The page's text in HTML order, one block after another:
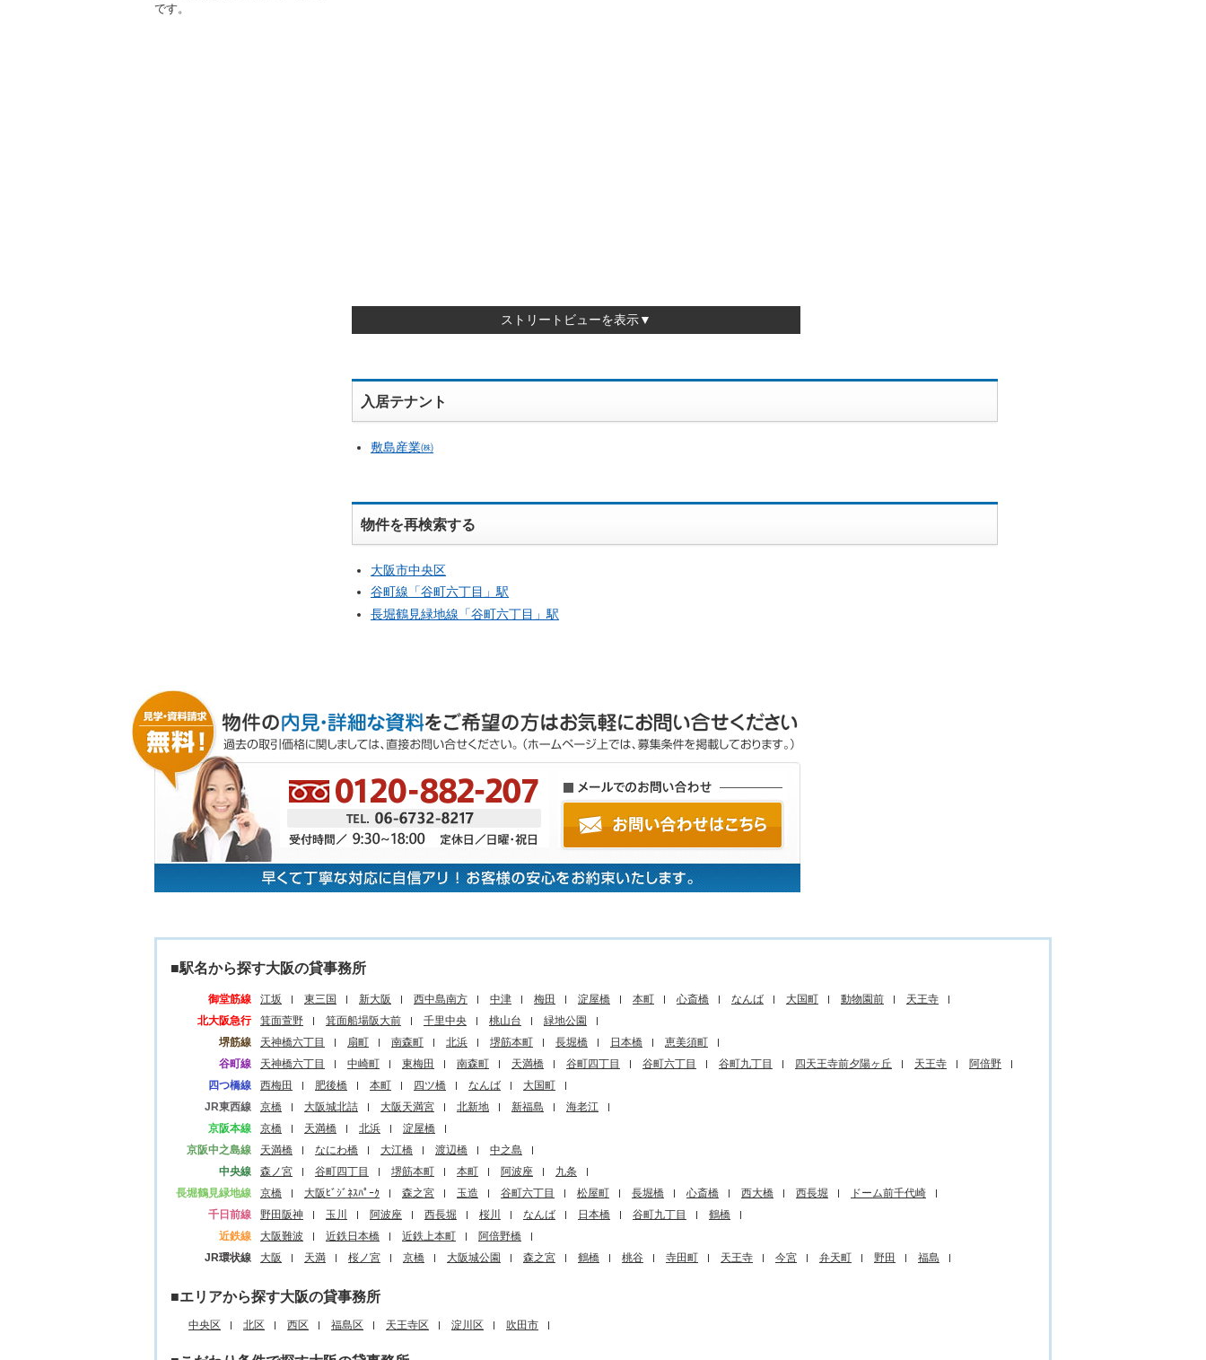
です。
ストリートビューを表示▼
入居テナント
敷島産業㈱
物件を再検索する
大阪市中央区
谷町線「谷町六丁目 」駅
長堀鶴見緑地線「谷町六丁目 」駅
■駅名から探す大阪の貸事務所
御堂筋線 江坂 東三国 新大阪 西中島南方 中津 梅田 淀屋橋 本町 心斎橋 なんば 大国町 動物園前
天王寺
北大阪急行
箕面萱野 箕面船場阪大前 千里中央 桃山台
緑地公園
堺筋線
天神橋六丁目 扇町 南森町 北浜 堺筋本町 長堀橋 日本橋
恵美須町
谷町線
天神橋六丁目 中崎町 東梅田 南森町 天満橋 谷町四丁目 谷町六丁目 谷町九丁目 四天王寺前夕陽ヶ丘 天王寺
阿倍野
四つ橋線
西梅田 肥後橋 本町 四ツ橋 なんば
大国町
JR東西線
京橋 大阪城北詰 大阪天満宮 北新地 新福島
海老江
京阪本線
京橋 天満橋 北浜
淀屋橋
京阪中之島線
天満橋 なにわ橋 大江橋 渡辺橋
中之島
中央線
森ノ宮 谷町四丁目 堺筋本町 本町 阿波座
九条
長堀鶴見緑地線
京橋 大阪ﾋﾞｼﾞﾈｽﾊﾟｰｸ 森之宮 玉造 谷町六丁目 松屋町 長堀橋 心斎橋 西大橋 西長堀
ドーム前千代崎
千日前線
野田阪神 玉川 阿波座 西長堀 桜川 なんば 日本橋 谷町九丁目
鶴橋
近鉄線
大阪難波 近鉄日本橋 近鉄上本町
阿倍野橋
JR環状線
大阪 天満 桜ノ宮 京橋 大阪城公園 森之宮 鶴橋 桃谷 寺田町 天王寺 今宮 弁天町 野田 福島
■エリアから探す大阪の貸事務所
中央区 北区 西区 福島区 天王寺区 淀川区 吹田市